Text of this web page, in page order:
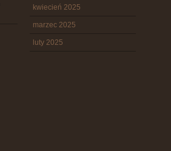
kwiecień 2025
marzec 2025
luty 2025